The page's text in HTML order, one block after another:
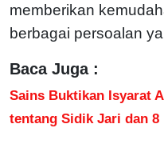
memberikan
berbagai persoalan
Baca Juga :
Sains Buktikan Isyarat
tentang Sidik Jari dan 8